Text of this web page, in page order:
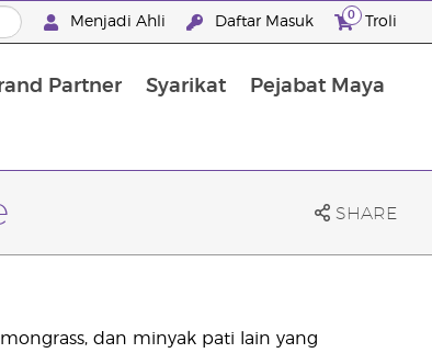
Menjadi Ahli Daftar Masuk 0 Troli
Partner Syarikat Pejabat Maya
SHARE
dan minyak pati lain yang